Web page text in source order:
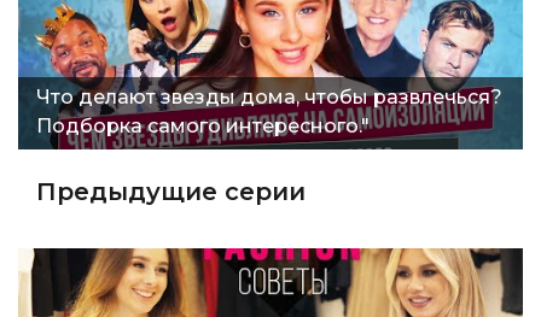
Что делают звезды дома, чтобы развлечься?
Подборка самого интересного."
Предыдущие серии